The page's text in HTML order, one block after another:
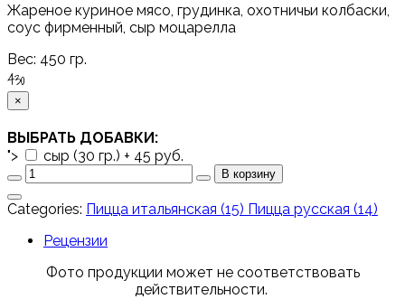
Жареное куриное мясо, грудинка, охотничьи колбаски,
соус фирменный, сыр моцарелла
Вес: 450 гр.
430
×
ВЫБРАТЬ ДОБАВКИ:
">
сыр (30 гр.) + 45 руб.
Categories: Пицца итальянская (15) Пицца русская (14)
Рецензии
Фото продукции может не соответствовать
действительности.